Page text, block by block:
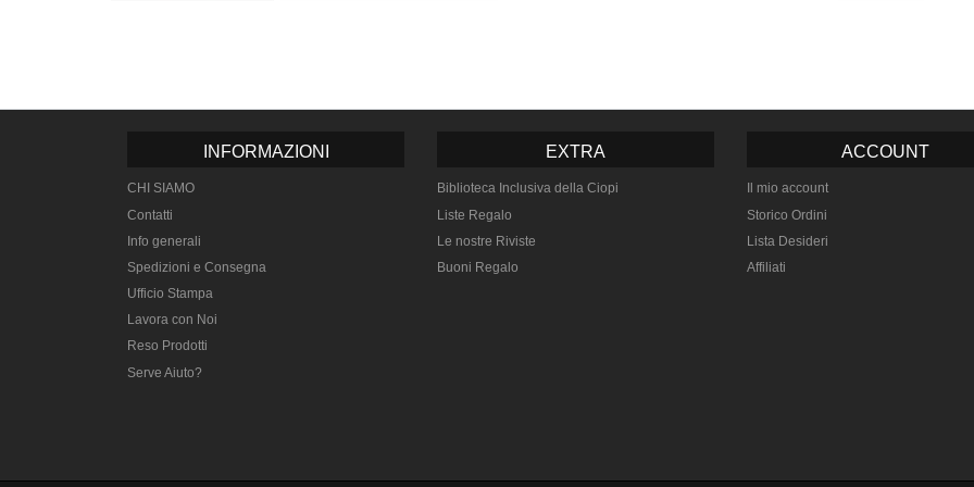
INFORMAZIONI
CHI SIAMO
Contatti
Info generali
Spedizioni e Consegna
Ufficio Stampa
Lavora con Noi
Reso Prodotti
Serve Aiuto?
EXTRA
Biblioteca Inclusiva della Ciopi
Liste Regalo
Le nostre Riviste
Buoni Regalo
ACCOUNT
Il mio account
Storico Ordini
Lista Desideri
Affiliati